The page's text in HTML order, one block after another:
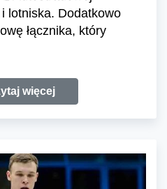
lotniska. Dodatkowo
łącznika, który
więcej